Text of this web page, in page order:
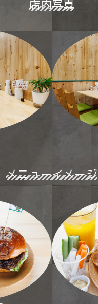
店内写真
メニューイメージ